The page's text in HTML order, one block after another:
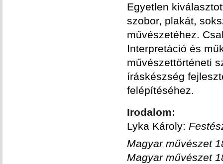
Egyetlen
szobor, plakát,
művészetéhez.
Interpretáció és
művészettörténeti
íráskészség
felépítéséhez.
Irodalom:
Lyka Károly:
Magyar művészet
Magyar művészet